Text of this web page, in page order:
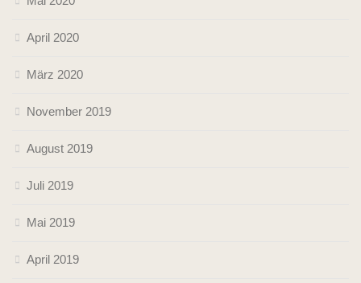
April 2020
März 2020
November 2019
August 2019
Juli 2019
Mai 2019
April 2019